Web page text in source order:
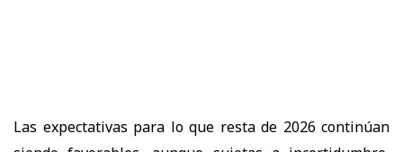
Las expectativas para lo que resta de 2026 continúan